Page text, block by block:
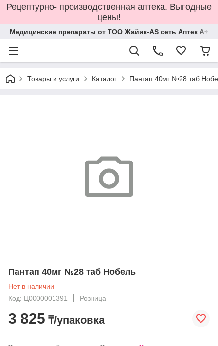
Рецептурно- производственная аптека. Выгодные
цены!
Медицинские препараты от ТОО Жайик-AS сеть Аптек А+
Товары и услуги Каталог Пантап 40мг №28 таб
Пантап 40мг №28 таб Нобель
Нет в наличии
Код: Ц0000001391
Розница
3 825 ₸/упаковка